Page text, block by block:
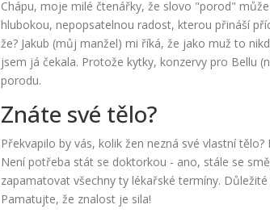
Chápu, moje milé čtenářky, že slovo "porod"
hlubokou, nepopsatelnou radost, kterou přináší
že? Jakub (můj manžel) mi říká, že jako muž to
jsem já čekala. Protože kytky, konzervy pro Bellu
porodu.
Znáte své tělo?
Překvapilo by vás, kolik žen nezná své vlastní
Není potřeba stát se doktorkou - ano, stále se
zapamatovat všechny ty lékařské termíny.
Pamatujte, že znalost je sila!